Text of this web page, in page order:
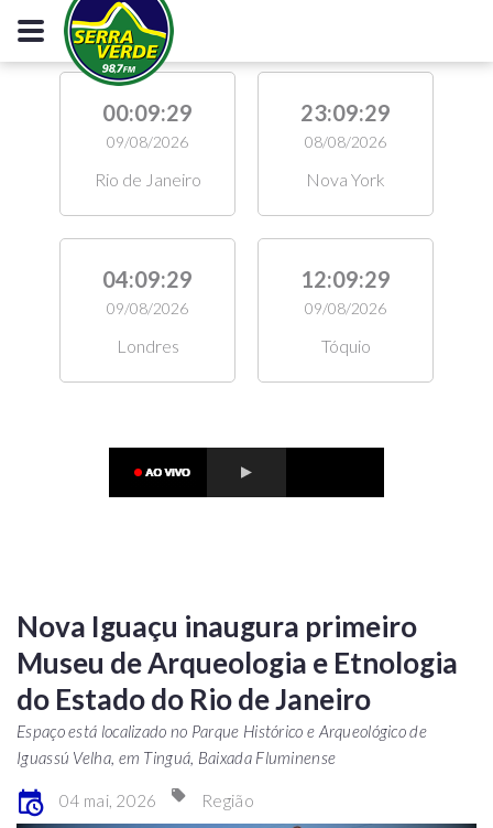
00:09:30
09/08/2026
Rio de Janeiro
23:09:30
08/08/2026
Nova York
04:09:30
09/08/2026
Londres
12:09:30
09/08/2026
Tóquio
Nova Iguaçu inaugura primeiro
Museu de Arqueologia e Etnologia
do Estado do Rio de Janeiro
Espaço está localizado no Parque Histórico e Arqueológico de
Iguassú Velha, em Tinguá, Baixada Fluminense
04 mai, 2026 Região